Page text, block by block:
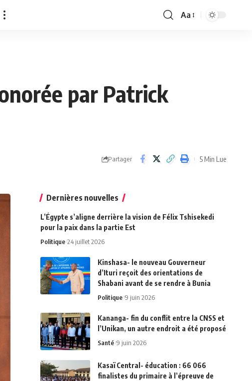
Font
Aa
par Patrick
Partager 5 Min Lue
Dernières nouvelles
L’Égypte s’aligne derrière la vision de Félix Tshisekedi
pour la paix dans la partie Est
Politique 24 juillet 2026
Kinshasa- le nouveau Gouverneur
d’Ituri reçoit des orientations de
Shabani avant de se rendre à Bunia
Politique 9 juin 2026
Kananga- fin du conflit entre la CNSS et
l’Unikan, un autre endroit a été proposé
Santé 9 juin 2026
Kasaï Central- éducation : 66 066
finalistes du primaire à l’épreuve de